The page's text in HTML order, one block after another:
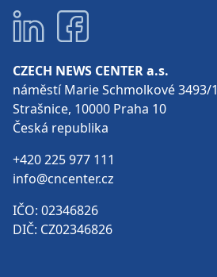
CZECH NEWS CENTER a.s.
náměstí Marie Schmolkové 3493/1
Strašnice, 10000 Praha 10
Česká republika
+420 225 977 111
info@cncenter.cz
IČO: 02346826
DIČ: CZ02346826